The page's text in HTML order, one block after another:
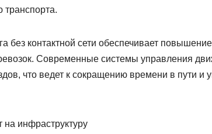
транспорта.
без контактной сети обеспечивает
Современные системы управления
что ведет к сокращению времени в пути и
на инфраструктуру